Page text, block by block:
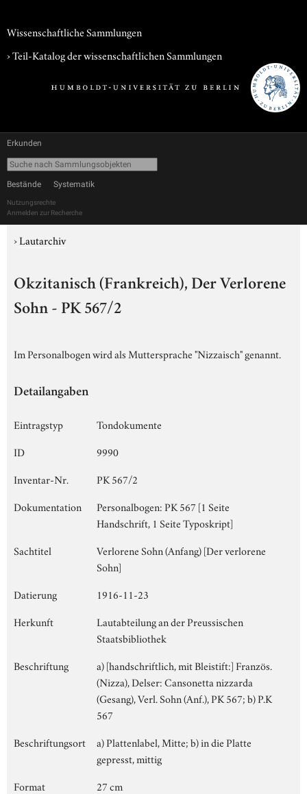
Wissenschaftliche Sammlungen
› Teil-Katalog der wissenschaftlichen Sammlungen
Erkunden
Bestände Systematik
Nutzungsrechte
Anmelden zur Recherche
›Lautarchiv
Okzitanisch (Frankreich), Der Verlorene
Sohn - PK 567/2
Im Personalbogen wird als Muttersprache "Nizzaisch" genannt.
Detailangaben
Eintragstyp
Tondokumente
ID
9990
Inventar-Nr.
PK 567/2
Dokumentation
Personalbogen: PK 567 [1 Seite
Handschrift, 1 Seite Typoskript]
Sachtitel
Verlorene Sohn (Anfang) [Der verlorene
Sohn]
Datierung
1916-11-23
Herkunft
Lautabteilung an der Preussischen
Staatsbibliothek
Beschriftung
a) [handschriftlich, mit Bleistift:] Französ.
(Nizza), Delser: Cansonetta nizzarda
(Gesang), Verl. Sohn (Anf.), PK 567; b) P.K
567
Beschriftungsort
a) Plattenlabel, Mitte; b) in die Platte
gepresst, mittig
Format
27 cm